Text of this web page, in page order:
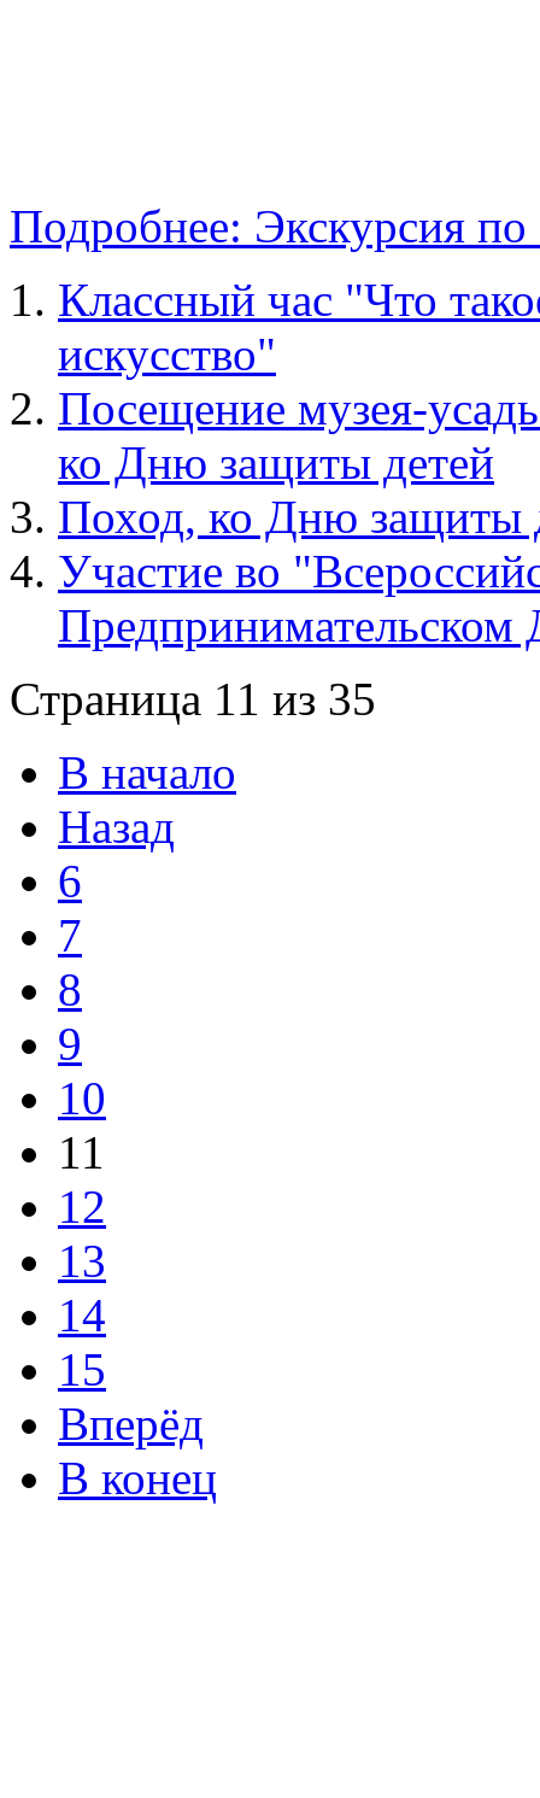
Подробнее: Экскурсия
Классный час "Что
искусство"
Посещение музея-
ко Дню защиты детей
Поход, ко Дню защиты
Участие во
Предпринимательском
Страница 11 из 35
В начало
Назад
6
7
8
9
10
11
12
13
14
15
Вперёд
В конец